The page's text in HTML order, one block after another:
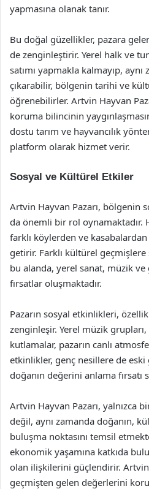
yapmasına olanak tanır.
Bu doğal güzellikler, pazara
de zenginleştirir. Yerel halk ve
satımı yapmakla kalmayıp, aynı
çıkarabilir, bölgenin tarihi ve
öğrenebilirler. Artvin Hayvan
koruma bilincinin
dostu tarım ve hayvancılık
platform olarak hizmet verir.
Sosyal ve Kültürel Etkiler
Artvin Hayvan Pazarı, bölgenin
da önemli bir rol oynamaktadır.
farklı köylerden ve
getirir. Farklı kültürel
bu alanda, yerel sanat, müzik
fırsatlar oluşmaktadır.
Pazarın sosyal etkinlikleri,
zenginleşir. Yerel müzik
kutlamalar, pazarın canlı
etkinlikler, genç nesillere de
doğanın değerini anlama fırsatı
Artvin Hayvan Pazarı, yalnızca
değil, aynı zamanda doğanın,
buluşma noktasını temsil
ekonomik yaşamına katkıda
olan ilişkilerini güçlendirir.
geçmişten gelen değerlerini